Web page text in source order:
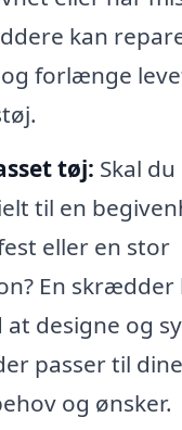
kan
forlænge
tøj: Skal
til en
eller en stor
En skrædder
designe og
passer til dine
og ønsker.